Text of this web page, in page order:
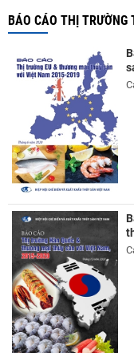
BÁO CÁO THỊ TRƯỜNG